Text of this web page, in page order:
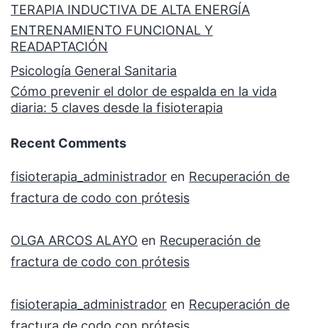
TERAPIA INDUCTIVA DE ALTA ENERGÍA
ENTRENAMIENTO FUNCIONAL Y
READAPTACIÓN
Psicología General Sanitaria
Cómo prevenir el dolor de espalda en la vida
diaria: 5 claves desde la fisioterapia
Recent Comments
fisioterapia_administrador en Recuperación de
fractura de codo con prótesis
OLGA ARCOS ALAYO en Recuperación de
fractura de codo con prótesis
fisioterapia_administrador en Recuperación de